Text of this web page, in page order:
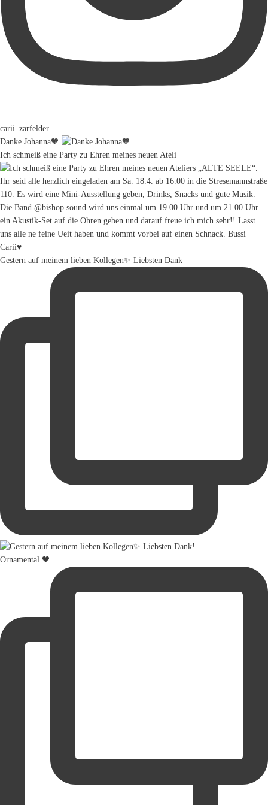
carii_zarfelder
Danke Johanna🧡
Ich schmeiß eine Party zu Ehren meines neuen Ateli
Gestern auf meinem lieben Kollegen✨ Liebsten Dank
Ornamental 🖤